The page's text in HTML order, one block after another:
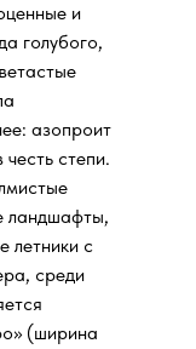
и
голубого,
азопроит
степи.
ландшафты,
летники с
среди
(ширина